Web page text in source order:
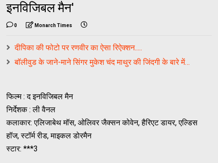
इनविजिबल मैन'
0 Monarch Times
दीपिका की फोटो पर रणवीर का ऐसा रिऐक्शन.....
बॉलीवुड के जाने-माने सिंगर मुकेश चंद माथुर की जिंदगी के बारे में…
फिल्म : द इनविजिबल मैन
निर्देशक : ली वैनल
कलाकार: एलिजाबेथ मॉस, ओलिवर जैक्सन कोवेन, हैरिएट डायर, एल्डिस
हॉज, स्टॉर्म रीड, माइकल डोरमैन
स्टार: ***3